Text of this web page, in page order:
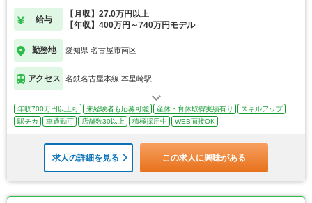
給与
【月収】27.0万円以上
【年収】400万円～740万円モデル
勤務地 愛知県 名古屋市南区
アクセス 名鉄名古屋本線 本星崎駅
年収700万円以上可 未経験者も応募可能 産休・育休取得実績有り
スキルアップ
駅チカ
車通勤可 店舗数30以上 積極採用中 WEB面接OK
求人の詳細を見る この求人に興味がある